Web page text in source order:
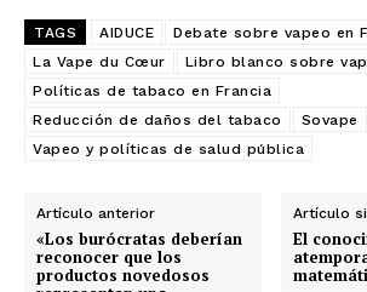
TAGS AIDUCE Debate sobre vapeo en
La Vape du Cœur
Libro blanco sobre
Políticas de tabaco en Francia
Reducción de daños del tabaco
Sovape
Vapeo y políticas de salud pública
Artículo anterior
«Los burócratas deberían
reconocer que los
productos novedosos
Artículo
El